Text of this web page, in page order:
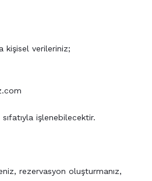
kişisel verileriniz;
işlenebilecektir.
rezervasyon oluşturmanız,